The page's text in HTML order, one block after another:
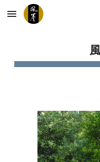
Skip to main content